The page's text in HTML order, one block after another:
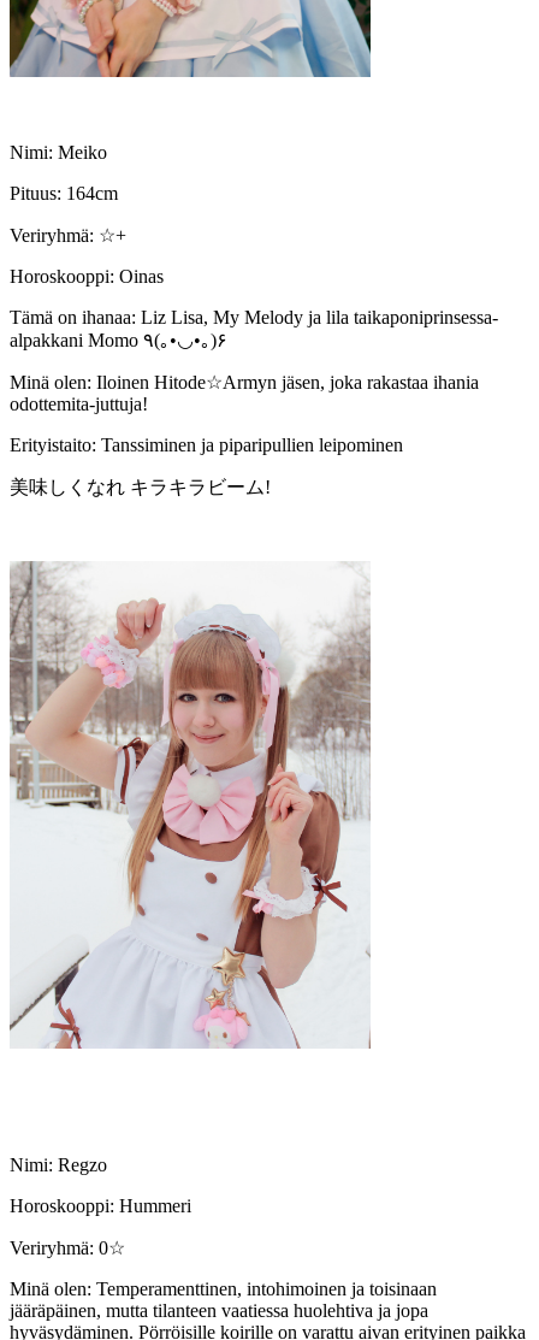
Nimi: Meiko
Pituus: 164cm
Veriryhmä: ☆+
Horoskooppi: Oinas
Tämä on ihanaa: Liz Lisa, My Melody ja lila taikaponiprinsessa-
alpakkani Momo ٩(｡•◡•｡)۶
Minä olen: Iloinen Hitode☆Armyn jäsen, joka rakastaa ihania
odottemita-juttuja!
Erityistaito: Tanssiminen ja piparipullien leipominen
美味しくなれ キラキラビーム!
Nimi: Regzo
Horoskooppi: Hummeri
Veriryhmä: 0☆
Minä olen: Temperamenttinen, intohimoinen ja toisinaan
jääräpäinen, mutta tilanteen vaatiessa huolehtiva ja jopa
hyväsydäminen. Pörröisille koirille on varattu aivan erityinen paikka